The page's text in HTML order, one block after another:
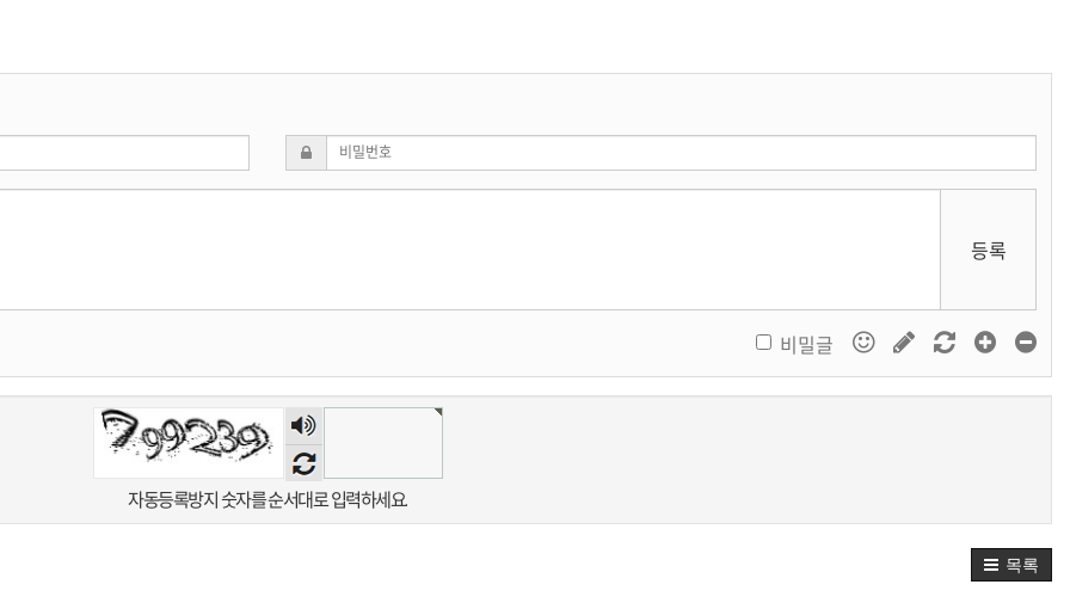
등록
비밀글
숫자
음성
듣기
자동등록방지 숫자를 순서대로 입력하세요.
목록